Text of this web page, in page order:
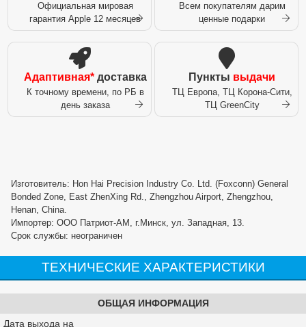
Официальная мировая
гарантия Apple 12 месяцев
Всем покупателям дарим
ценные подарки
Адаптивная*доставка
К точному времени, по РБ в
день заказа
Пункты выдачи
ТЦ Европа, ТЦ Корона-Сити,
ТЦ GreenCity
Изготовитель: Hon Hai Precision Industry Co. Ltd. (Foxconn) General
Bonded Zone, East ZhenXing Rd., Zhengzhou Airport, Zhengzhou,
Henan, China.
Импортер: ООО Патриот-АМ, г.Минск, ул. Западная, 13.
Срок службы: неограничен
ТЕХНИЧЕСКИЕ ХАРАКТЕРИСТИКИ
ОБЩАЯ ИНФОРМАЦИЯ
Дата выхода на